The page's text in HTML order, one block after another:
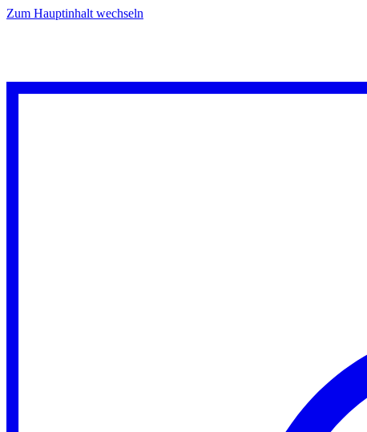
Zum Hauptinhalt wechseln